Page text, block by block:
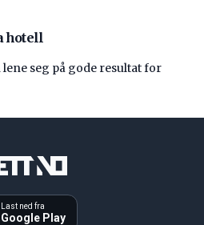
hotell
seg på gode resultat for
Last ned fra
Google Play